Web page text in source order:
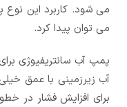
می شود. کاربرد این
می توان پیدا کرد.
پمپ آب سانتریفیوژی
آب زیرزمینی با عمق
برای افزایش فشار در